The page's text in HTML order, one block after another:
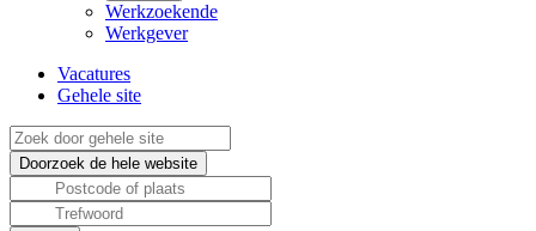
Werkzoekende
Werkgever
Vacatures
Gehele site